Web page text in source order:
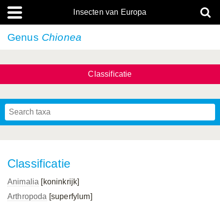
Insecten van Europa
Genus Chionea
Classificatie
Classificatie
Animalia [koninkrijk]
Arthropoda [superfylum]